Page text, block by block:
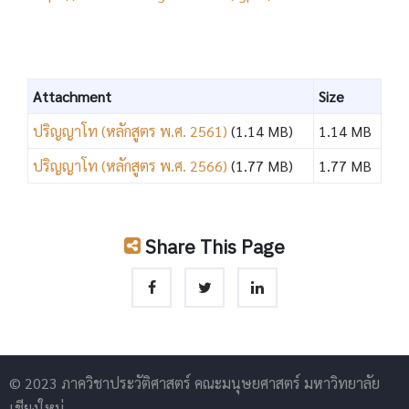
Attachment
Size
ปริญญาโท (หลักสูตร พ.ศ. 2561) (1.14 MB)
1.14 MB
ปริญญาโท (หลักสูตร พ.ศ. 2566) (1.77 MB) 1.77 MB
Share This Page
© 2023 ภาควิชาประวัติศาสตร์ คณะมนุษยศาสตร์ มหาวิทยาลัย